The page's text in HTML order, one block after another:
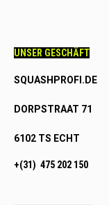
UNSER GESCHÄFT
SQUASHPROFI.DE
DORPSTRAAT 71
6102 TS ECHT
+(31) 475 202 150